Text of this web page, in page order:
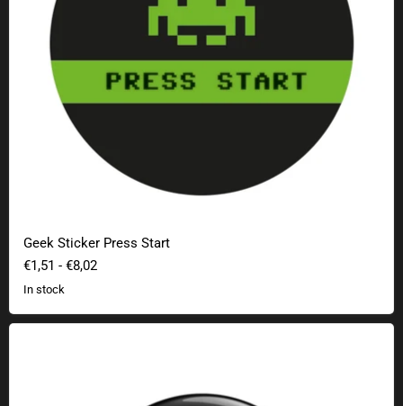
Geek Sticker Press Start
€1,51 - €8,02
In stock